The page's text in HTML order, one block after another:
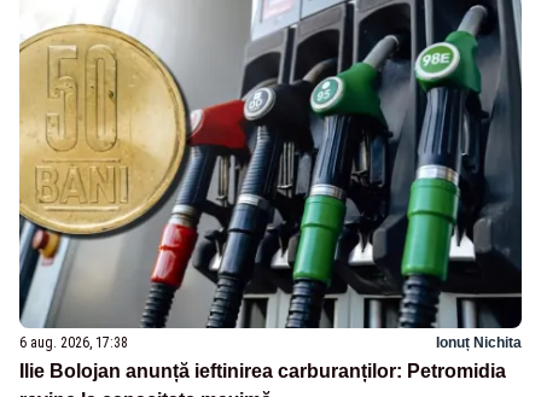
6 aug. 2026, 17:38 Ionuț Nichita
Ilie Bolojan anunță ieftinirea carburanților: Petromidia